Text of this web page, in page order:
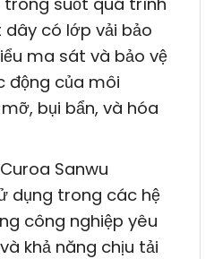
dây có lớp vải bảo
ma sát và bảo vệ
động của môi
bụi bẩn, và hóa
Sanwu
dụng trong các hệ
công nghiệp yêu
khả năng chịu tải